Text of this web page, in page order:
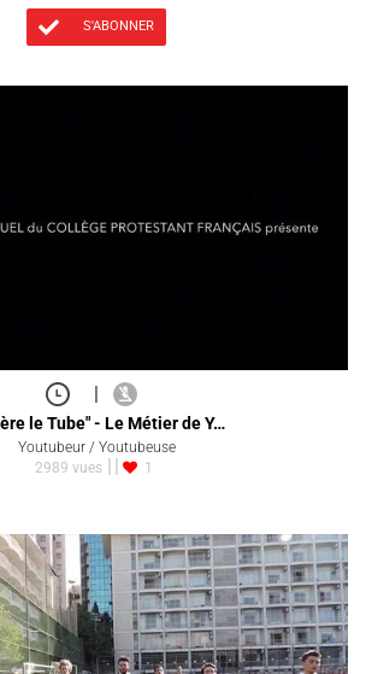
S'ABONNER
|
le Tube" - Le Métier de Y…
Youtubeur / Youtubeuse
2989 vues
1